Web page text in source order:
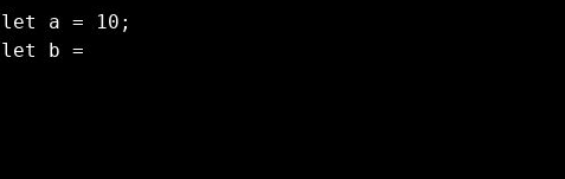
let a = 10 ;
let
b =